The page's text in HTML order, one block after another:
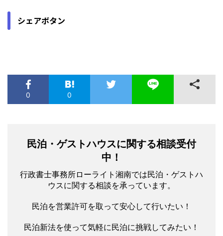
シェアボタン
0 0
民泊・ゲストハウスに関する相談受付
中！
行政書士事務所ローライト湘南では民泊・ゲストハ
ウスに関する相談を承っています。
民泊を営業許可を取って安心して行いたい！
民泊新法を使って気軽に民泊に挑戦してみたい！